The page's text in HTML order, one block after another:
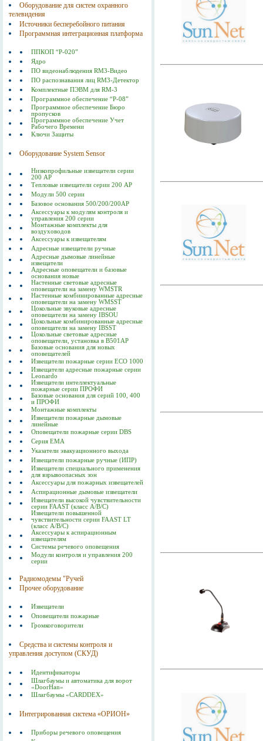
Оборудование для систем охранного
телевидения
Источники бесперебойного питания
Программная интеграционная платформа
ППКОП “Р-020”
Ядро
ПО видеонаблюдения RM3-Видео
ПО распознавания лиц RM3-Детектор
Комплектные ПЭВМ для RM-3
Программное обеспечение “Р-08”
Программное обеспечение Бюро
пропусков
Программное обеспечение Учет
Рабочего Времени
Ключи Защиты
Оборудование System Sensor
Низкопрофильные извещатели серии
200 АР
Тепловые извещатели серии 200 АР
Модули 500 серии
Базовое основания 500/200/200AP
Аксессуары к модулям контроля и
управления 200 серии
Монтажные комплекты для
воздуховодов
Аксессуары к извещателям
Адресные извещатели ручные
Адресные дымовые линейные
извещатели
Адресные оповещатели и базовые
основания новые
Настенные световые адресные
оповещатели на замену WMSTR
Настенные комбинированные адресные
оповещатели на замену WMSST
Цокольные звуковые адресные
оповещатели на замену IBSOU
Цокольные комбинированные адресные
оповещатели на замену IBSST
Цокольные световые адресные
оповещатели, установка в B501AP
Базовые основания для новых
оповещателей
Извещатели пожарные серии ECO 1000
Извещатели адресные пожарные серии
Leonardo
Извещатели интеллектуальные
пожарные серии ПРОФИ
Базовые основания для серий 100, 400
и ПРОФИ
Монтажные комплекты
Извещатели пожарные дымовые
линейные
Оповещатели пожарные серии DBS
Серия EMA
Указатели эвакуационного выхода
Извещатели пожарные ручные (ИПР)
Извещатели специального применения
для взрывоопасных зон
Аксессуары для пожарных извещателей
Аспирационные дымовые извещатели
Извещатели высокой чувствительности
серии FAAST (класс А/В/С)
Извещатели повышенной
чувствительности серии FAAST LT
(класс А/В/С)
Аксессуары к аспирационным
извещателям
Системы речевого оповещения
Модули контроля и управления 200
серии
Радиомодемы "Ручей
Прочее оборудование
Извещатели
Оповещатели пожарные
Громкоговорители
Средства и системы контроля и
управления доступом (СКУД)
Идентификаторы
Шлагбаумы и автоматика для ворот
«DoorHan»
Шлагбаумы «CARDDEX»
Интегрированная система «ОРИОН»
Приборы речевого оповещения